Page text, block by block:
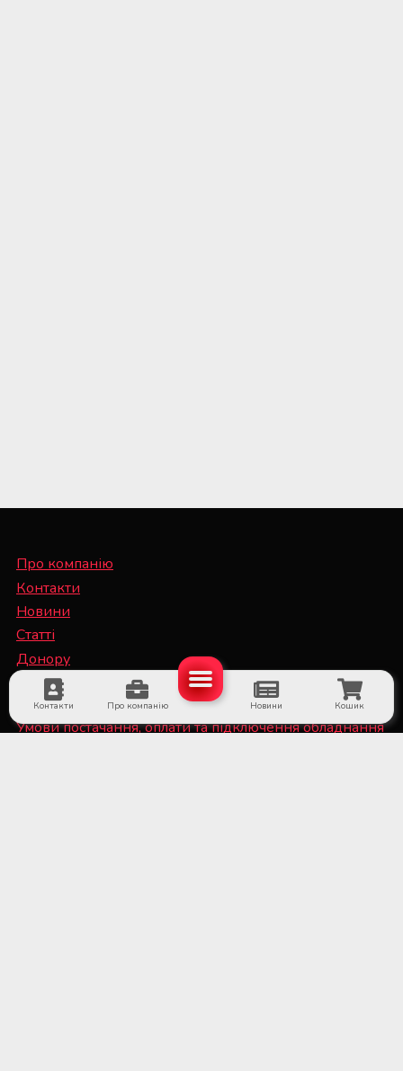
Контакти Про компанію Новини Кошик
Про компанію
Контакти
Новини
Статті
Донору
Спеціалісту
Умови постачання, оплати та підключення обладнання